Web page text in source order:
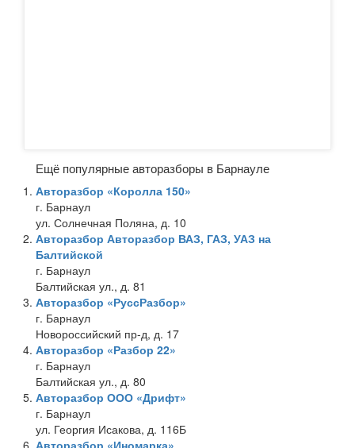
Ещё популярные авторазборы в Барнауле
Авторазбор «Королла 150»
г. Барнаул
ул. Солнечная Поляна, д. 10
Авторазбор Авторазбор ВАЗ, ГАЗ, УАЗ на
Балтийской
г. Барнаул
Балтийская ул., д. 81
Авторазбор «РуссРазбор»
г. Барнаул
Новороссийский пр-д, д. 17
Авторазбор «Разбор 22»
г. Барнаул
Балтийская ул., д. 80
Авторазбор ООО «Дрифт»
г. Барнаул
ул. Георгия Исакова, д. 116Б
Авторазбор «Иномарка»